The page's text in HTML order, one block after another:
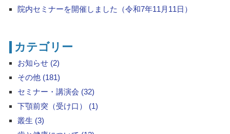
院内セミナーを開催しました（令和7年11月11日）
カテゴリー
お知らせ (2)
その他 (181)
セミナー・講演会 (32)
下顎前突（受け口） (1)
叢生 (3)